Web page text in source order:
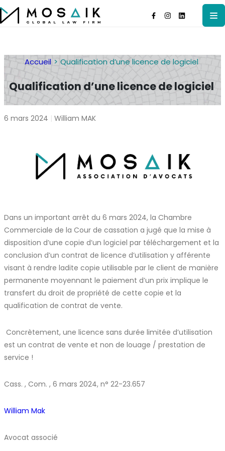
Accueil Qualification d’une licence de logiciel
Qualification d’une licence de logiciel
6 mars 2024 | William MAK
Dans un important arrêt du 6 mars 2024, la Chambre
Commerciale de la Cour de cassation a jugé que la mise à
disposition d’une copie d’un logiciel par téléchargement et la
conclusion d’un contrat de licence d’utilisation y afférente
visant à rendre ladite copie utilisable par le client de manière
permanente moyennant le paiement d’un prix implique le
transfert du droit de propriété de cette copie et la
qualification de contrat de vente.
Concrètement, une licence sans durée limitée d’utilisation
est un contrat de vente et non de louage / prestation de
service !
Cass. , Com. , 6 mars 2024, n° 22-23.657
William Mak
Avocat associé